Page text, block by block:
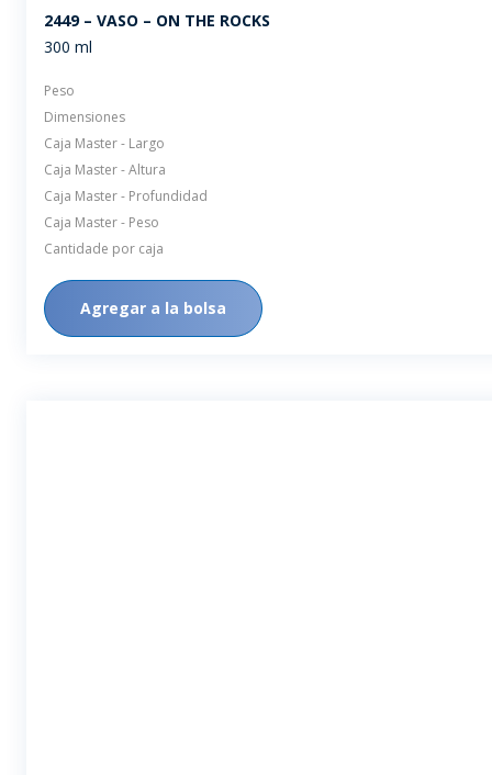
2449 – VASO – ON THE ROCKS
300 ml
Peso
Dimensiones
Caja Master - Largo
Caja Master - Altura
Caja Master - Profundidad
Caja Master - Peso
Cantidade por caja
Agregar a la bolsa